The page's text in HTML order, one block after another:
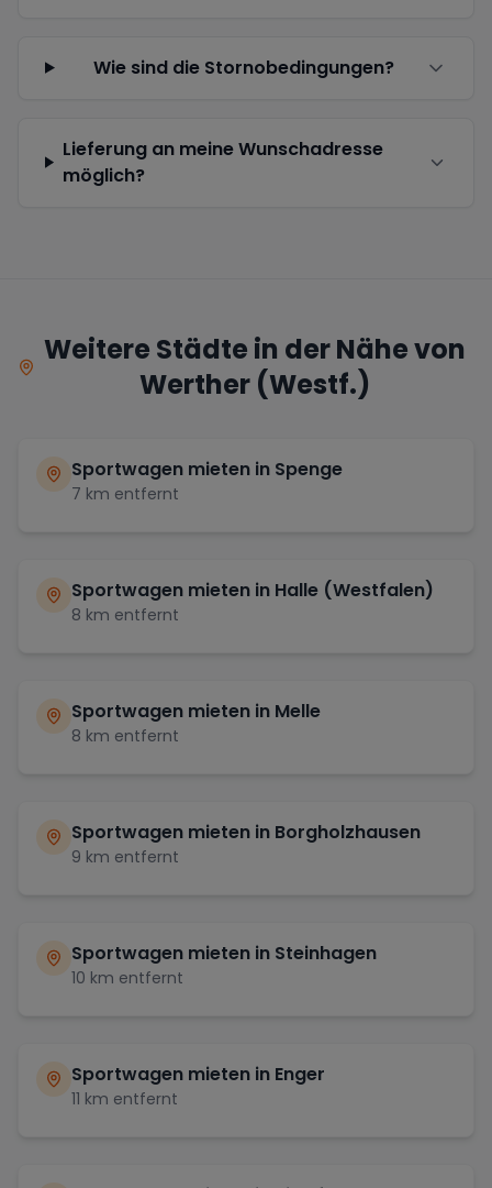
Wie sind die Stornobedingungen?
Lieferung an meine Wunschadresse
möglich?
Weitere Städte in der Nähe von
Werther (Westf.)
Sportwagen mieten in Spenge
7 km entfernt
Sportwagen mieten in Halle (Westfalen)
8 km entfernt
Sportwagen mieten in Melle
8 km entfernt
Sportwagen mieten in Borgholzhausen
9 km entfernt
Sportwagen mieten in Steinhagen
10 km entfernt
Sportwagen mieten in Enger
11 km entfernt